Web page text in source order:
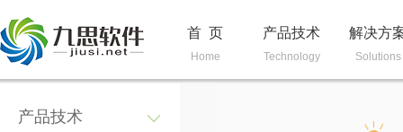
首 页
Home
产品技术
Technology
解决方
Solutions
产品技术